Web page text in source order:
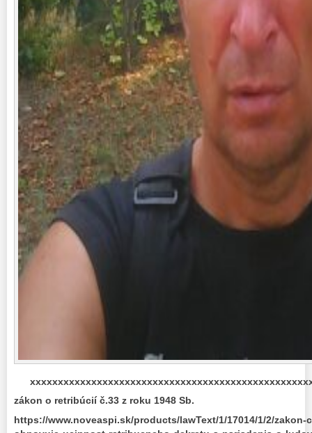
zákon o retribúcií č.33 z roku 1948 Sb.
https://www.noveaspi.sk/products/lawText/1/17014/1/2/zakon-